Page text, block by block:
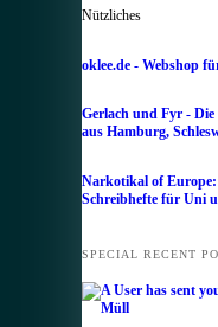
Nützliches
oklee.de - Webshop
Gerlach und Fyr -
aus Hamburg,
Narkotikal of Europe:
Schreibhefte für Uni
SPECIAL RECENT